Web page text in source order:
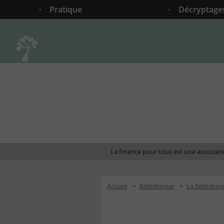
Pratique
La finance pour tous est une
Accueil > Bibliothèque > La